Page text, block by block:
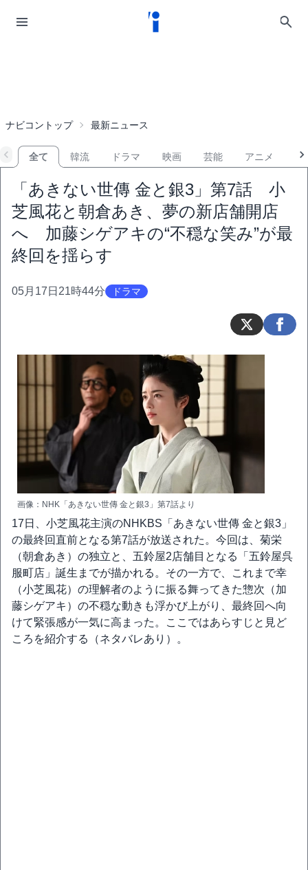
ナビコントップ 最新ニュース
全て 韓流 ドラマ 映画 芸能 アニメ
「あきない世傳 金と銀3」第7話 小
芝風花と朝倉あき、夢の新店舗開店
へ 加藤シゲアキの“不穏な笑み”が最
終回を揺らす
05月17日21時44分 ドラマ
画像：NHK「あきない世傳 金と銀3」第7話より
17日、小芝風花主演のNHKBS「あきない世傳 金と銀3」
の最終回直前となる第7話が放送された。今回は、菊栄
（朝倉あき）の独立と、五鈴屋2店舗目となる「五鈴屋呉
服町店」誕生までが描かれる。その一方で、これまで幸
（小芝風花）の理解者のように振る舞ってきた惣次（加
藤シゲアキ）の不穏な動きも浮かび上がり、最終回へ向
けて緊張感が一気に高まった。ここではあらすじと見ど
ころを紹介する（ネタバレあり）。